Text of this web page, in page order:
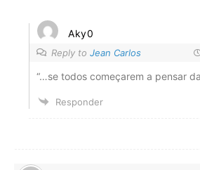
Aky0
Reply to Jean Carlos
“…se todos começarem a pensar
Responder